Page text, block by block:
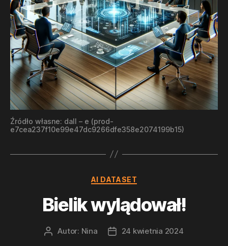
Źródło własne: dall – e (prod-
e7cea237f10e99e47dc9266dfe358e2074199b15)
Kategorie
AI DATASET
Bielik wylądował!
AutorAutor: Nina
Data24 kwietnia 2024